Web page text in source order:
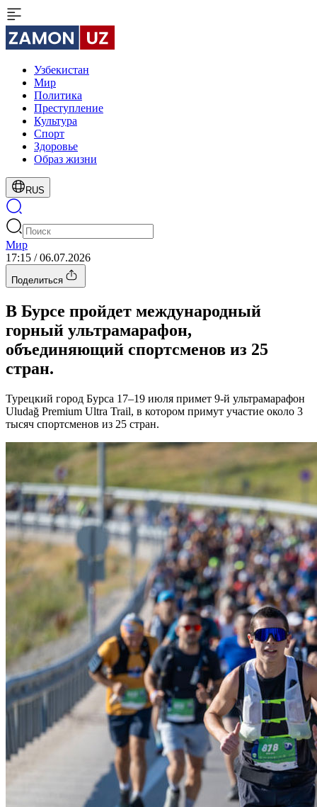
Узбекистан
Мир
Политика
Преступление
Культура
Спорт
Здоровье
Образ жизни
RUS
Мир
17:15 / 06.07.2026
Поделиться
В Бурсе пройдет международный
горный ультрамарафон,
объединяющий спортсменов из 25
стран.
Турецкий город Бурса 17–19 июля примет 9-й ультрамарафон
Uludağ Premium Ultra Trail, в котором примут участие около 3
тысяч спортсменов из 25 стран.